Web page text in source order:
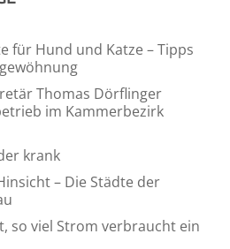
für Hund und Katze – Tipps
Thomas Dörflinger
im Kammerbezirk
krank
– Die Städte der
so viel Strom verbraucht ein